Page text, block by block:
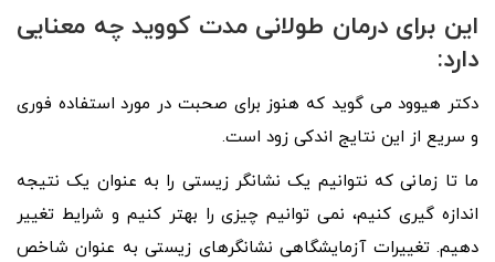
این برای درمان طولانی مدت کووید چه معنایی
دارد:
دکتر هیوود می گوید که هنوز برای صحبت در مورد استفاده فوری
و سریع از این نتایج اندکی زود است.
ما تا زمانی که نتوانیم یک نشانگر زیستی را به عنوان یک نتیجه
اندازه گیری کنیم، نمی توانیم چیزی را بهتر کنیم و شرایط تغییر
دهیم. تغییرات آزمایشگاهی نشانگرهای زیستی به عنوان شاخص